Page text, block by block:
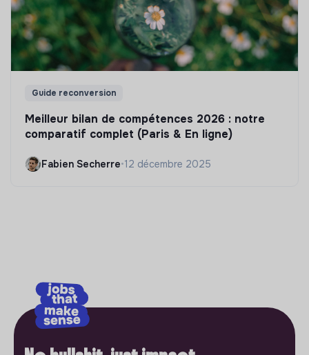
Guide reconversion
Meilleur bilan de compétences 2026 : notre
comparatif complet (Paris & En ligne)
Fabien Secherre•12 décembre 2025